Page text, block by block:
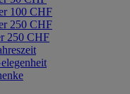
100 CHF
250 CHF
250 CHF